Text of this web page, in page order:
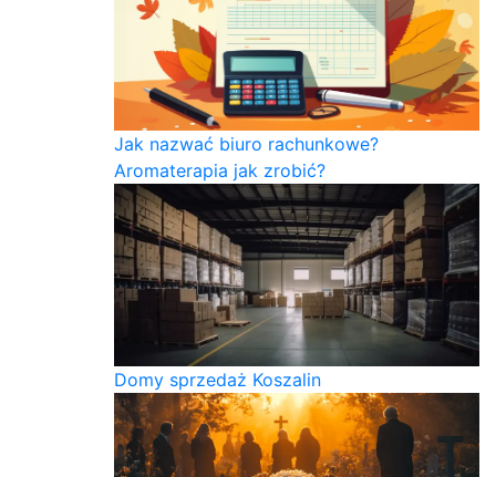
Jak nazwać biuro rachunkowe?
Aromaterapia jak zrobić?
Domy sprzedaż Koszalin